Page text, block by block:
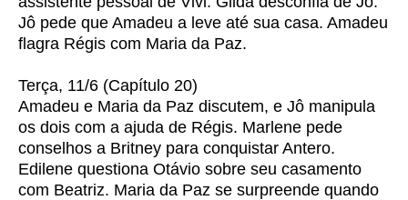
Jô pede que Amadeu a leve até sua casa. Amadeu
flagra Régis com Maria da Paz.
Terça, 11/6 (Capítulo 20)
Amadeu e Maria da Paz discutem, e Jô manipula
os dois com a ajuda de Régis. Marlene pede
conselhos a Britney para conquistar Antero.
Edilene questiona Otávio sobre seu casamento
com Beatriz. Maria da Paz se surpreende quando